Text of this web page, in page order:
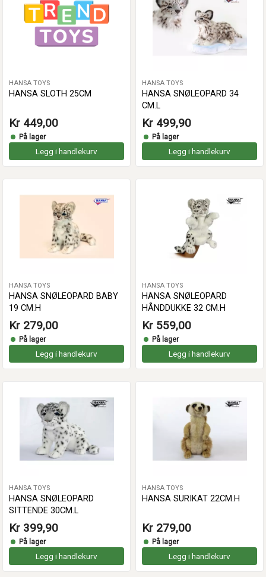
HANSA TOYS
HANSA SLOTH 25CM
Kr 449,00
På lager
Legg i handlekurv
HANSA TOYS
HANSA SNØLEOPARD 34
CM.L
Kr 499,90
På lager
Legg i handlekurv
HANSA TOYS
HANSA SNØLEOPARD BABY
19 CM.H
Kr 279,00
På lager
Legg i handlekurv
HANSA TOYS
HANSA SNØLEOPARD
HÅNDDUKKE 32 CM.H
Kr 559,00
På lager
Legg i handlekurv
HANSA TOYS
HANSA SNØLEOPARD
SITTENDE 30CM.L
Kr 399,90
På lager
Legg i handlekurv
HANSA TOYS
HANSA SURIKAT 22CM.H
Kr 279,00
På lager
Legg i handlekurv